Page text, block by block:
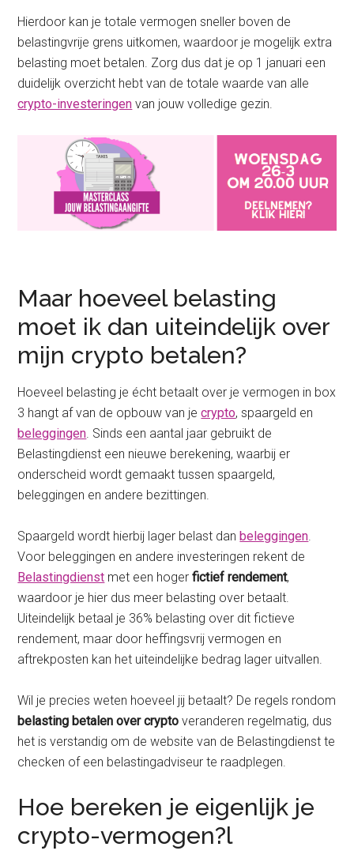
Hierdoor kan je totale vermogen sneller boven de
belastingvrije grens uitkomen, waardoor je mogelijk extra
belasting moet betalen. Zorg dus dat je op 1 januari een
duidelijk overzicht hebt van de totale waarde van alle
crypto-investeringen van jouw volledige gezin.
Maar hoeveel belasting
moet ik dan uiteindelijk over
mijn crypto betalen?
Hoeveel belasting je écht betaalt over je vermogen in box
3 hangt af van de opbouw van jecrypto, spaargeld en
beleggingen. Sinds een aantal jaar gebruikt de
Belastingdienst een nieuwe berekening, waarbij er
onderscheid wordt gemaakt tussen spaargeld,
beleggingen en andere bezittingen.
Spaargeld wordt hierbij lager belast dan beleggingen.
Voor beleggingen en andere investeringen rekent de
Belastingdienst met een hogerfictief rendement,
waardoor je hier dus meer belasting over betaalt.
Uiteindelijk betaal je 36% belasting over dit fictieve
rendement, maar door heffingsvrij vermogen en
aftrekposten kan het uiteindelijke bedrag lager uitvallen.
Wil je precies weten hoeveel jij betaalt? De regels rondom
belasting betalen over crypto veranderen regelmatig, dus
het is verstandig om de website van de Belastingdienst te
checken of een belastingadviseur te raadplegen.
Hoe bereken je eigenlijk je
crypto-vermogen?l